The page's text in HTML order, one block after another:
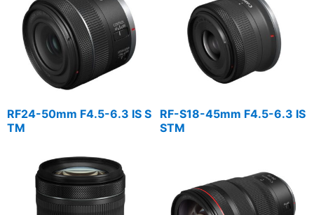
RF24-50mm F4.5-6.3 IS S
TM
RF-S18-45mm F4.5-6.3 IS
STM